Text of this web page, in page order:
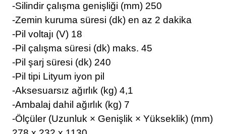
-Silindir çalışma genişliği (mm) 250
-Zemin kuruma süresi (dk) en az 2 dakika
-Pil voltajı (V) 18
-Pil çalışma süresi (dk) maks. 45
-Pil şarj süresi (dk) 240
-Pil tipi Lityum iyon pil
-Aksesuarsız ağırlık (kg) 4,1
-Ambalaj dahil ağırlık (kg) 7
-Ölçüler (Uzunluk × Genişlik × Yükseklik) (mm)